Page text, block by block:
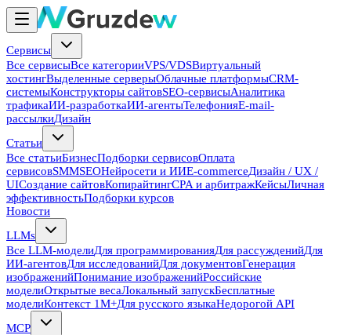
Сервисы
Все сервисыВсе категорииVPS/VDSВиртуальный
хостингВыделенные серверыОблачные платформыCRM-
системыКонструкторы сайтовSEO-сервисыАналитика
трафикаИИ-разработкаИИ-агентыТелефонияE-mail-
рассылкиДизайн
Статьи
Все статьиБизнесПодборки сервисовОплата
сервисовSMMSEOНейросети и ИИE-commerceДизайн / UX /
UIСоздание сайтовКопирайтингCPA и арбитражКейсыЛичная
эффективностьПодборки курсов
Новости
LLMs
Все LLM-моделиДля программированияДля рассужденийДля
ИИ-агентовДля исследованийДля документовГенерация
изображенийПонимание изображенийРоссийские
моделиОткрытые весаЛокальный запускБесплатные
моделиКонтекст 1M+Для русского языкаНедорогой API
MCP